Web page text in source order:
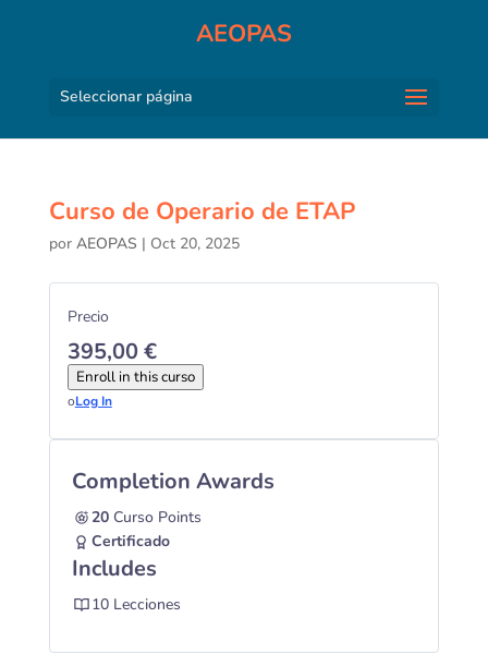
AEOPAS
Seleccionar página
Curso de Operario de ETAP
por AEOPAS | Oct 20, 2025
Precio
395,00 €
Enroll in this curso
oLog In
Completion Awards
20Curso Points
Certificado
Includes
10 Lecciones